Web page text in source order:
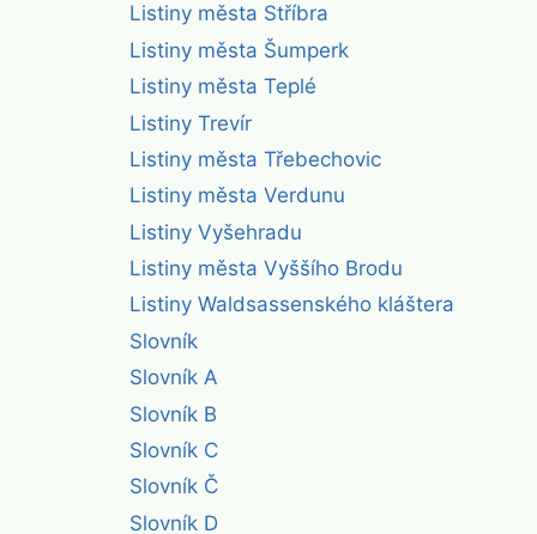
Listiny města Stříbra
Listiny města Šumperk
Listiny města Teplé
Listiny Trevír
Listiny města Třebechovic
Listiny města Verdunu
Listiny Vyšehradu
Listiny města Vyššího Brodu
Listiny Waldsassenského kláštera
Slovník
Slovník A
Slovník B
Slovník C
Slovník Č
Slovník D